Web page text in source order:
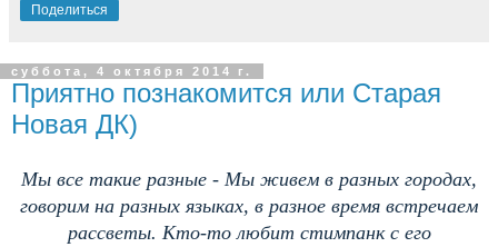
Поделиться
суббота, 4 октября 2014 г.
Приятно познакомится или Старая
Новая ДК)
Мы все такие разные - Мы живем в разных городах,
говорим на разных языках, в разное время встречаем
рассветы. Кто-то любит стимпанк с его